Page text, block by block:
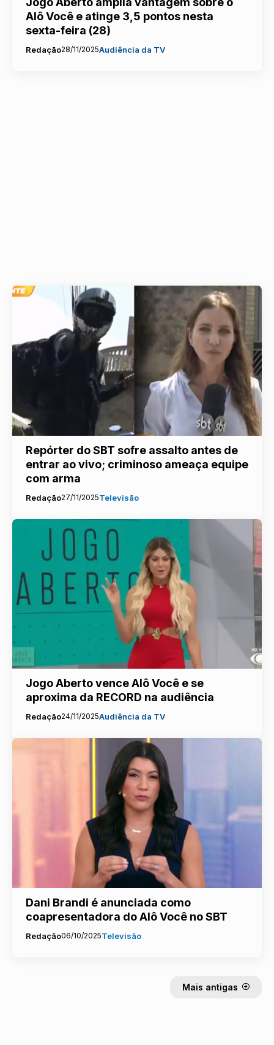
Alô Você e atinge 3,5 pontos nesta
sexta-feira (28)
Redação28/11/2025Audiência da TV
Repórter do SBT sofre assalto antes de
entrar ao vivo; criminoso ameaça equipe
com arma
Redação27/11/2025Televisão
Jogo Aberto vence Alô Você e se
aproxima da RECORD na audiência
Redação24/11/2025Audiência da TV
Dani Brandi é anunciada como
coapresentadora do Alô Você no SBT
Redação06/10/2025Televisão
Mais antigas